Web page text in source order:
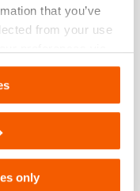
that you’ve
from your use
.
only
up to 7.8 ft
Raker up to 2.5m